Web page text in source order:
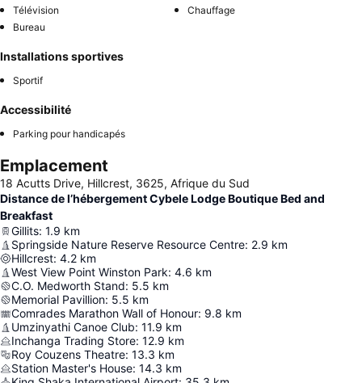
Télévision
Chauffage
Bureau
Installations sportives
Sportif
Accessibilité
Parking pour handicapés
Emplacement
18 Acutts Drive, Hillcrest, 3625, Afrique du Sud
Distance de l’hébergement Cybele Lodge Boutique Bed and
Breakfast
Gillits: 1.9 km
Springside Nature Reserve Resource Centre: 2.9 km
Hillcrest: 4.2 km
West View Point Winston Park: 4.6 km
C.O. Medworth Stand: 5.5 km
Memorial Pavillion: 5.5 km
Comrades Marathon Wall of Honour: 9.8 km
Umzinyathi Canoe Club: 11.9 km
Inchanga Trading Store: 12.9 km
Roy Couzens Theatre: 13.3 km
Station Master's House: 14.3 km